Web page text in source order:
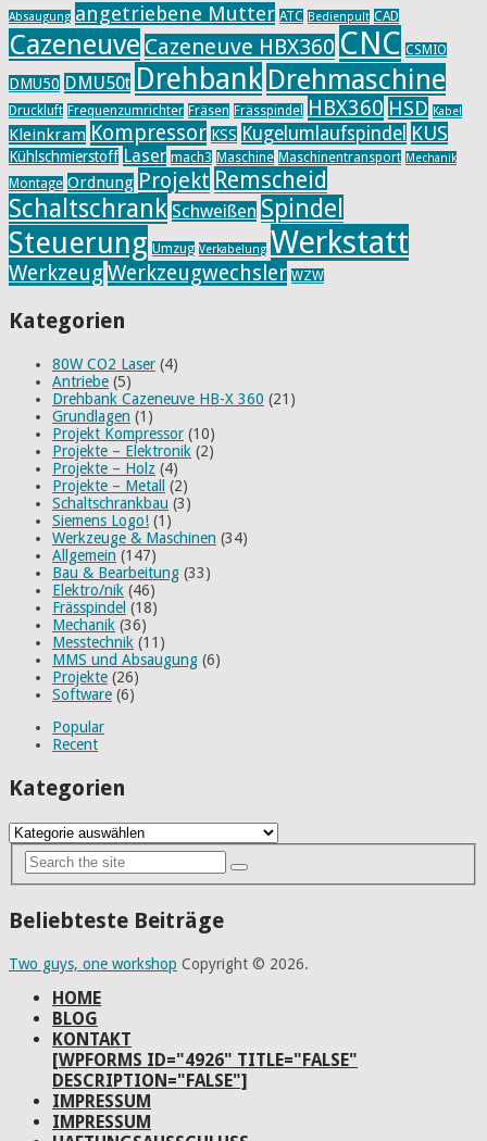
Absaugung angetriebene Mutter ATC Bedienpult CAD
Cazeneuve Cazeneuve HBX360 CNC CSMIO
DMU50 DMU50t Drehbank Drehmaschine
Druckluft Frequenzumrichter Fräsen Frässpindel HBX360 HSD Kabel
Kleinkram Kompressor KSS Kugelumlaufspindel KUS
Kühlschmierstoff Laser mach3 Maschine Maschinentransport Mechanik
Montage Ordnung Projekt Remscheid
Schaltschrank Schweißen Spindel
Steuerung Umzug Verkabelung Werkstatt
Werkzeug Werkzeugwechsler WZW
Kategorien
80W CO2 Laser (4)
Antriebe (5)
Drehbank Cazeneuve HB-X 360 (21)
Grundlagen (1)
Projekt Kompressor (10)
Projekte – Elektronik (2)
Projekte – Holz (4)
Projekte – Metall
(2)
Schaltschrankbau (3)
Siemens Logo! (1)
Werkzeuge & Maschinen (34)
Allgemein (147)
Bau & Bearbeitung (33)
Elektro/nik (46)
Frässpindel (18)
Mechanik (36)
Messtechnik (11)
MMS und Absaugung (6)
Projekte (26)
Software (6)
Popular
Recent
Kategorien
Kategorien
Beliebteste Beiträge
Two guys, one workshop Copyright © 2026.
HOME
BLOG
KONTAKT
[WPFORMS ID="4926" TITLE="FALSE"
DESCRIPTION="FALSE"]
IMPRESSUM
IMPRESSUM